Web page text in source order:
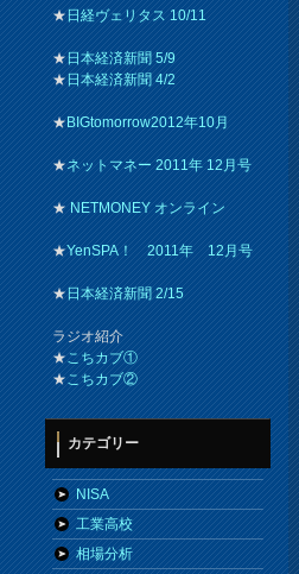
★日経ヴェリタス 10/11
★日本経済新聞 5/9
★日本経済新聞 4/2
★BIGtomorrow2012年10月
★ネットマネー 2011年 12月号
★NETMONEY オンライン
★YenSPA！ 2011年 12月号
★日本経済新聞 2/15
ラジオ紹介
★こちカブ①
★こちカブ②
カテゴリー
NISA
工業高校
相場分析